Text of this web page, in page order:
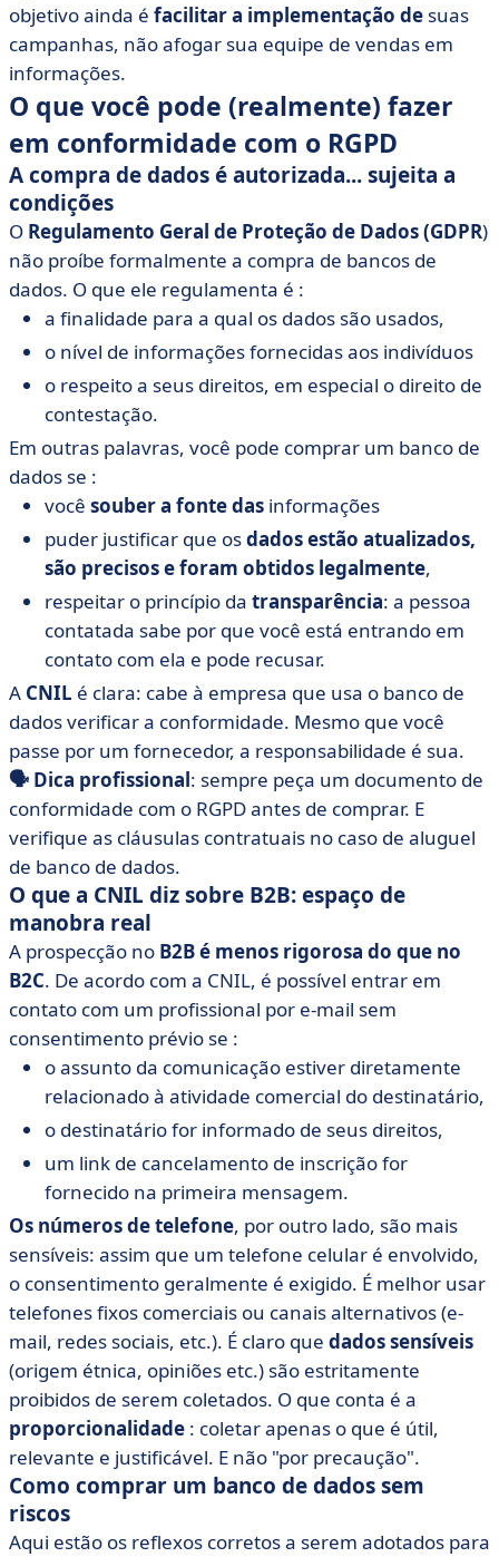
objetivo ainda é facilitar a implementação de suas
campanhas, não afogar sua equipe de vendas em
informações.
O que você pode (realmente) fazer
em conformidade com o RGPD
A compra de dados é autorizada... sujeita a
condições
O Regulamento Geral de Proteção de Dados (GDPR)
não proíbe formalmente a compra de bancos de
dados. O que ele regulamenta é :
a finalidade para a qual os dados são usados,
o nível de informações fornecidas aos indivíduos
o respeito a seus direitos, em especial o direito de
contestação.
Em outras palavras, você pode comprar um banco de
dados se :
você souber a fonte das informações
puder justificar que osdados estão atualizados,
são precisos e foram obtidos legalmente,
respeitar o princípio da transparência: a pessoa
contatada sabe por que você está entrando em
contato com ela e pode recusar.
A CNIL é clara: cabe à empresa que usa o banco de
dados verificar a conformidade. Mesmo que você
passe por um fornecedor, a responsabilidade é sua.
🗣️ Dica profissional: sempre peça um documento de
conformidade com o RGPD antes de comprar. E
verifique as cláusulas contratuais no caso de aluguel
de banco de dados.
O que a CNIL diz sobre B2B: espaço de
manobra real
A prospecção no B2B é menos rigorosa do que no
B2C. De acordo com a CNIL, é possível entrar em
contato com um profissional por e-mail sem
consentimento prévio se :
o assunto da comunicação estiver diretamente
relacionado à atividade comercial do destinatário,
o destinatário for informado de seus direitos,
um link de cancelamento de inscrição for
fornecido na primeira mensagem.
Os números de telefone, por outro lado, são mais
sensíveis: assim que um telefone celular é envolvido,
o consentimento geralmente é exigido. É melhor usar
telefones fixos comerciais ou canais alternativos (e-
mail, redes sociais, etc.). É claro que dados sensíveis
(origem étnica, opiniões etc.) são estritamente
proibidos de serem coletados. O que conta é a
proporcionalidade : coletar apenas o que é útil,
relevante e justificável. E não "por precaução".
Como comprar um banco de dados sem
riscos
Aqui estão os reflexos corretos a serem adotados para